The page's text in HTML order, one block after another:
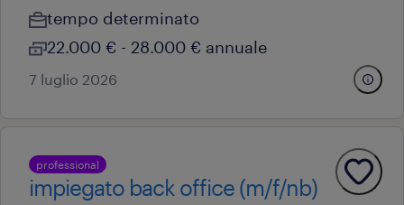
tempo determinato
22.000 € - 28.000 € annuale
7 luglio 2026
professional
impiegato back office (m/f/nb)